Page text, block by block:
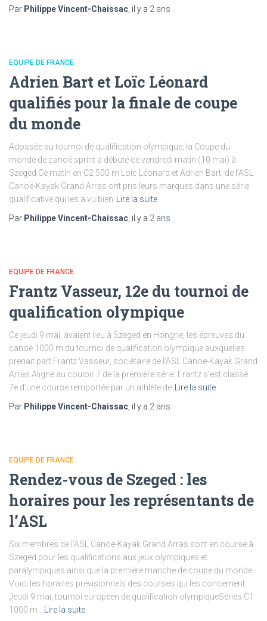
Par Philippe Vincent-Chaissac , il y a 2 ans
EQUIPE DE FRANCE
Adrien Bart et Loïc Léonard
qualifiés pour la finale de coupe
du monde
Adossée au tournoi de qualification olympique, la Coupe du
monde de canoë sprint a débuté ce vendredi matin (10 mai) à
Szeged.Ce matin en C2 500 m Loïc Léonard et Adrien Bart, de l’ASL
Canoë-Kayak Grand Arras ont pris leurs marques dans une série
qualificative qui les a vu bien
Lire la suite
Par Philippe Vincent-Chaissac , il y a 2 ans
EQUIPE DE FRANCE
Frantz Vasseur, 12e du tournoi de
qualification olympique
Ce jeudi 9 mai, avaient lieu à Szeged en Hongrie, les épreuves du
canoë 1000 m du tournoi de qualification olympique auxquelles
prenait part Frantz Vasseur, sociétaire de l’ASL Canoë-Kayak Grand
Arras.Aligné au couloir 7 de la première série, Frantz s’est classé
7e d’une course remportée par un athlète de
Lire la suite
Par Philippe Vincent-Chaissac , il y a 2 ans
EQUIPE DE FRANCE
Rendez-vous de Szeged : les
horaires pour les représentants de
l’ASL
Six membres de l’ASL Canoë-Kayak Grand Arras sont en course à
Szeged pour les qualifications aux jeux olympiques et
paralympiques ainsi que la première manche de coupe du monde.
Voici les horaires prévisionnels des courses qui les concernent.
Jeudi 9 mai, tournoi européen de qualification olympiqueSéries C1
1000 m :
Lire la suite